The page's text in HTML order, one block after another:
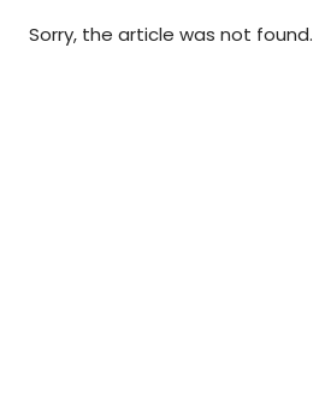
Sorry, the article was not found.